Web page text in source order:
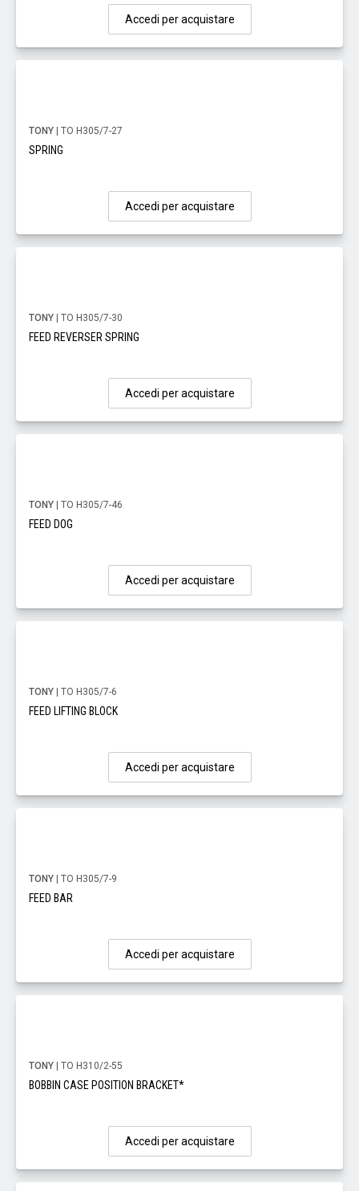
Accedi per acquistare
TONY | TO H305/7-27
SPRING
Accedi per acquistare
TONY | TO H305/7-30
FEED REVERSER SPRING
Accedi per acquistare
TONY | TO H305/7-46
FEED DOG
Accedi per acquistare
TONY | TO H305/7-6
FEED LIFTING BLOCK
Accedi per acquistare
TONY | TO H305/7-9
FEED BAR
Accedi per acquistare
TONY | TO H310/2-55
BOBBIN CASE POSITION BRACKET*
Accedi per acquistare